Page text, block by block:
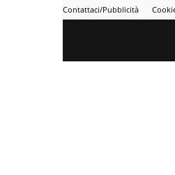
Contattaci/Pubblicità